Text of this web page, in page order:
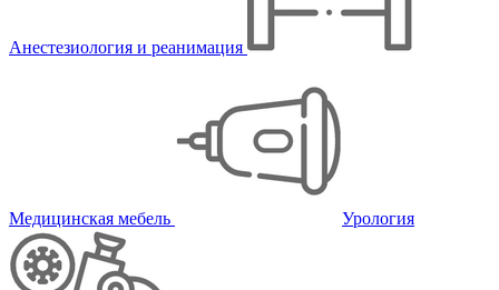
Анестезиология и реанимация
Медицинская мебель Урология